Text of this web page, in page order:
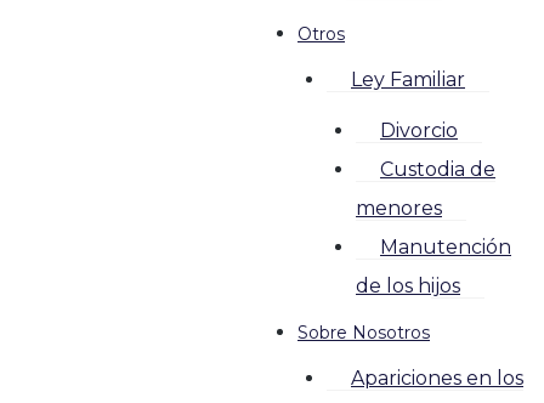
Otros
Ley Familiar
Divorcio
Custodia de
menores
Manutención
de los hijos
Sobre Nosotros
Apariciones en los